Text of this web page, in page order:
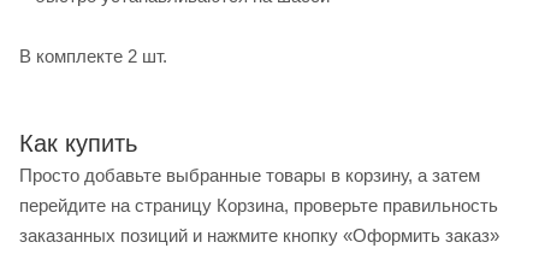
В комплекте 2 шт.
Как купить
Просто добавьте выбранные товары в корзину, а затем
перейдите на страницу Корзина, проверьте правильность
заказанных позиций и нажмите кнопку «Оформить заказ»